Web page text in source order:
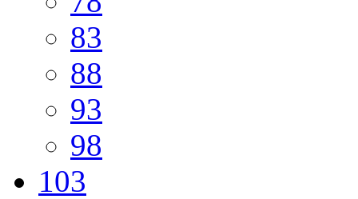
83
88
93
98
103